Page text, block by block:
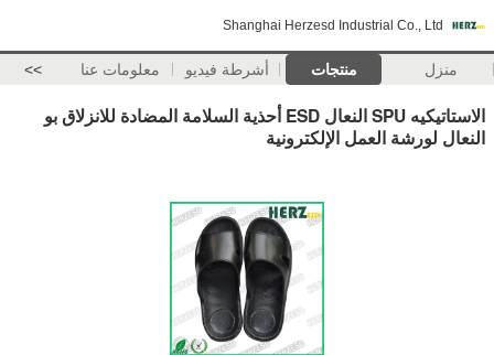
Shanghai Herzesd Industrial Co., Ltd
منزل منتجات أشرطة فيديو معلومات عنا >>
الاستاتيكيه SPU النعال ESD أحذية السلامة المضادة للانزلاق بو
النعال لورشة العمل الإلكترونية